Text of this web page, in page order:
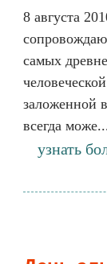
8 августа
самых
заложенной
всегда
узнать